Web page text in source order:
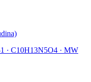
· C10H13N5O4 · MW